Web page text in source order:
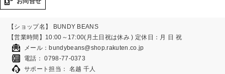
【ショップ名】 BUNDY BEANS
【営業時間】10:00～17:00(月土日祝は休み ) 定休日 ：月 日 祝
メール： bundybeans@shop.rakuten.co.jp
電話： 0798-77-0373
サポート担当： 名越 千人